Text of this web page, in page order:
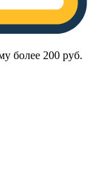
более 200 руб.